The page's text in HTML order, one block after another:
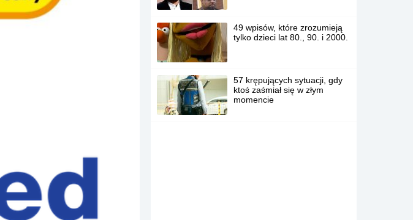
49 wpisów, które zrozumieją
tylko dzieci lat 80., 90. i 2000.
57 krępujących sytuacji, gdy
ktoś zaśmiał się w złym
momencie